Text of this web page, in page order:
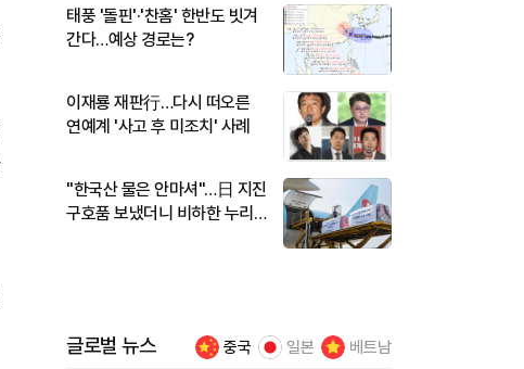
태풍 '돌핀'·'찬홈' 한반도 빗겨
간다…예상 경로는?
이재룡 재판行…다시 떠오른
연예계 '사고 후 미조치' 사례
"한국산 물은 안마셔"…日 지진
구호품 보냈더니 비하한 누리
글로벌 뉴스 중국 일본 베트남